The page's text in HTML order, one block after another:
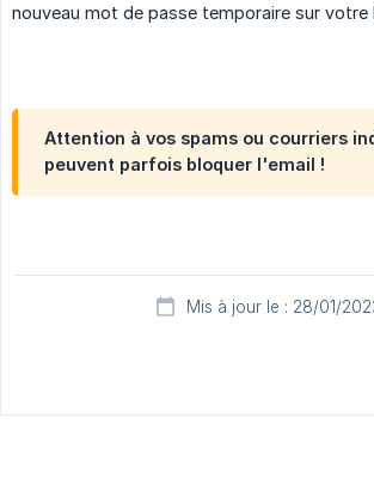
nouveau mot de passe temporaire sur votre
Attention à vos spams ou courriers
peuvent parfois bloquer l'email !
Mis à jour le : 28/01/